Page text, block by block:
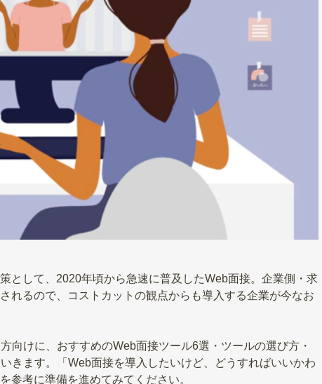
として、2020年頃から急速に普及したWeb面接。企業側・求
れるので、コストカットの観点からも導入する企業が今なお
向けに、おすすめのWeb面接ツール6選・ツールの選び方・
きます。「Web面接を導入したいけど、どうすればいいかわ
考に準備を進めてみてください。